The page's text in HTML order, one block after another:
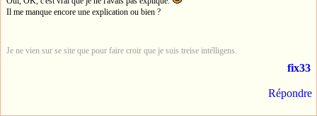
Il me manque encore une explication ou bien ?
Je ne vien sur se site que pour faire croir que je suis treise intélligens.
fix33
Répondre